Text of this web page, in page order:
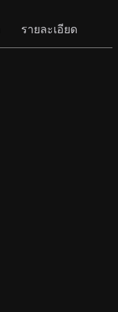
รายละเอียด